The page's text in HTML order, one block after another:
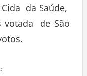
da Saúde,
votada de São